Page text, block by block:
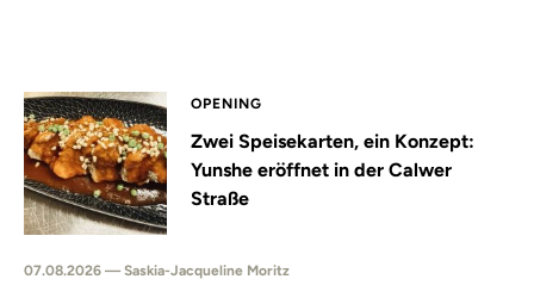
OPENING
Zwei Speisekarten, ein Konzept:
Yunshe eröffnet in der Calwer
Straße
07.08.2026 — Saskia-Jacqueline Moritz